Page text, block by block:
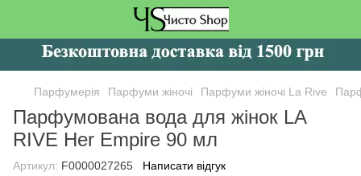
Парфумерія Парфуми жіночі Парфуми жіночі La Rive
Парфумована вода для жінок LA
RIVE Her Empire 90 мл
Артикул: F0000027265 Написати відгук